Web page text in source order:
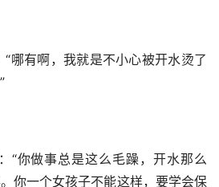
哪有啊，我就是不小心被开水烫了
你做事总是这么毛躁，开水那么
你一个女孩子不能这样，要学会保